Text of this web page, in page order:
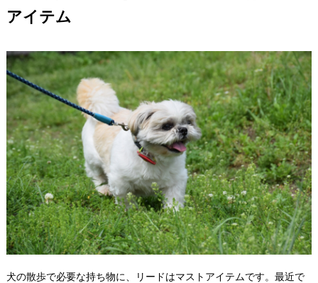
アイテム
犬の散歩で必要な持ち物に、リードはマストアイテムです。最近で